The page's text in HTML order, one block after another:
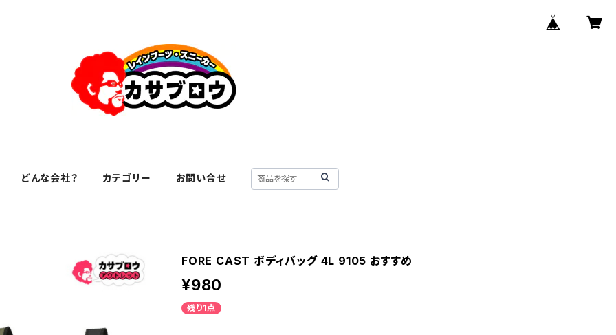
どんな会社？ カテゴリー お問い合せ
FORE CAST ボディバッグ 4L 9105 おすすめ
¥980
残り1点